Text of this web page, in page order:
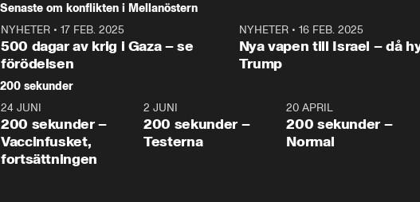
Senaste om konflikten i Mellanöstern
NYHETER • 17 FEB. 2025
500 dagar av krig i Gaza – se
förödelsen
NYHETER• 16 FEB. 2025
Nya vapen till Israel – då
Trump
200 sekunder
5:00
24 JUNI
200 sekunder –
Vaccinfusket,
fortsättningen
4:23
2 JUNI
200 sekunder –
Testerna
20 APRIL
200 sekunder –
Normal